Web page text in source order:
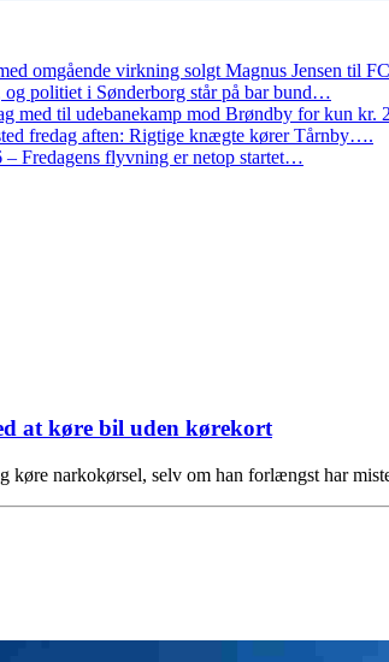
omgående virkning solgt Magnus Jensen til
politiet i Sønderborg står på bar bund…
med til udebanekamp mod Brøndby for kun kr.
fredag aften: Rigtige knægte kører Tårnby….
Fredagens flyvning er netop startet…
at køre bil uden kørekort
køre narkokørsel, selv om han forlængst har